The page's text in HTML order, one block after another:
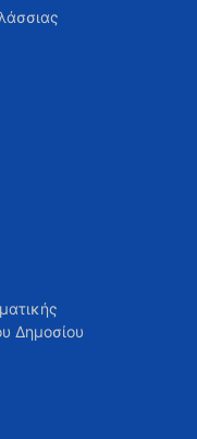
Δημοσίου